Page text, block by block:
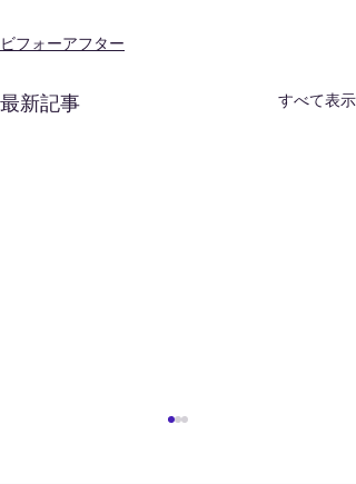
ビフォーアフター
最新記事 すべて表示